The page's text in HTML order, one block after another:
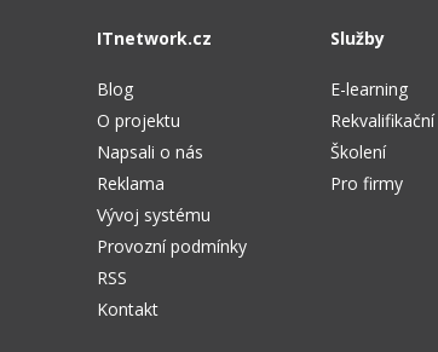
ITnetwork.cz
Blog
O projektu
Napsali o nás
Reklama
Vývoj systému
Provozní podmínky
RSS
Kontakt
Služby
E-learning
Školení
Pro firmy